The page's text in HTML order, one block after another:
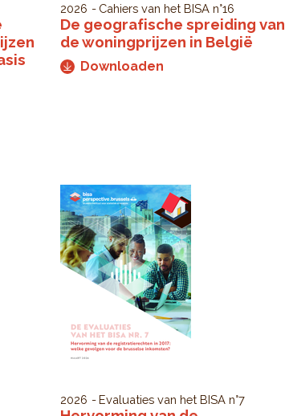
2026 Cahiers van het BISAn°16
De geografische spreiding van
de woningprijzen in België
Downloaden
2026 Evaluaties van het BISAn°7